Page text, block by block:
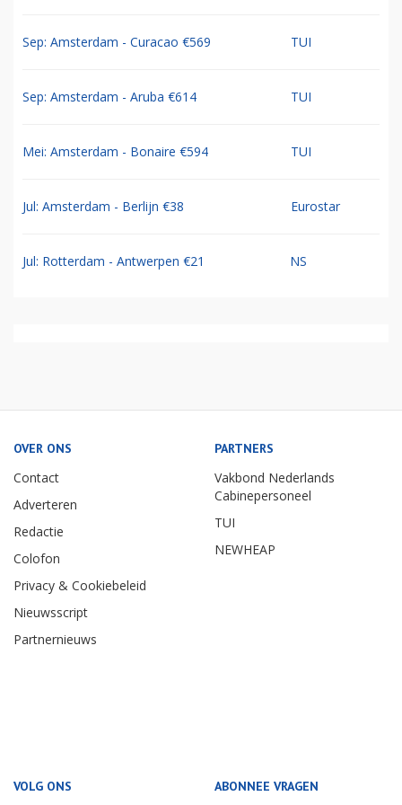
Sep: Amsterdam - Curacao €569 TUI
Sep: Amsterdam - Aruba €614 TUI
Mei: Amsterdam - Bonaire €594 TUI
Jul: Amsterdam - Berlijn €38 Eurostar
Jul: Rotterdam - Antwerpen €21 NS
OVER ONS
Contact
Adverteren
Redactie
Colofon
Privacy & Cookiebeleid
Nieuwsscript
Partnernieuws
PARTNERS
Vakbond Nederlands
Cabinepersoneel
TUI
NEWHEAP
VOLG ONS ABONNEE VRAGEN